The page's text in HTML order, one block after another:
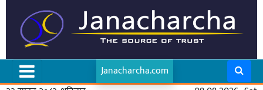
Janacharcha.com